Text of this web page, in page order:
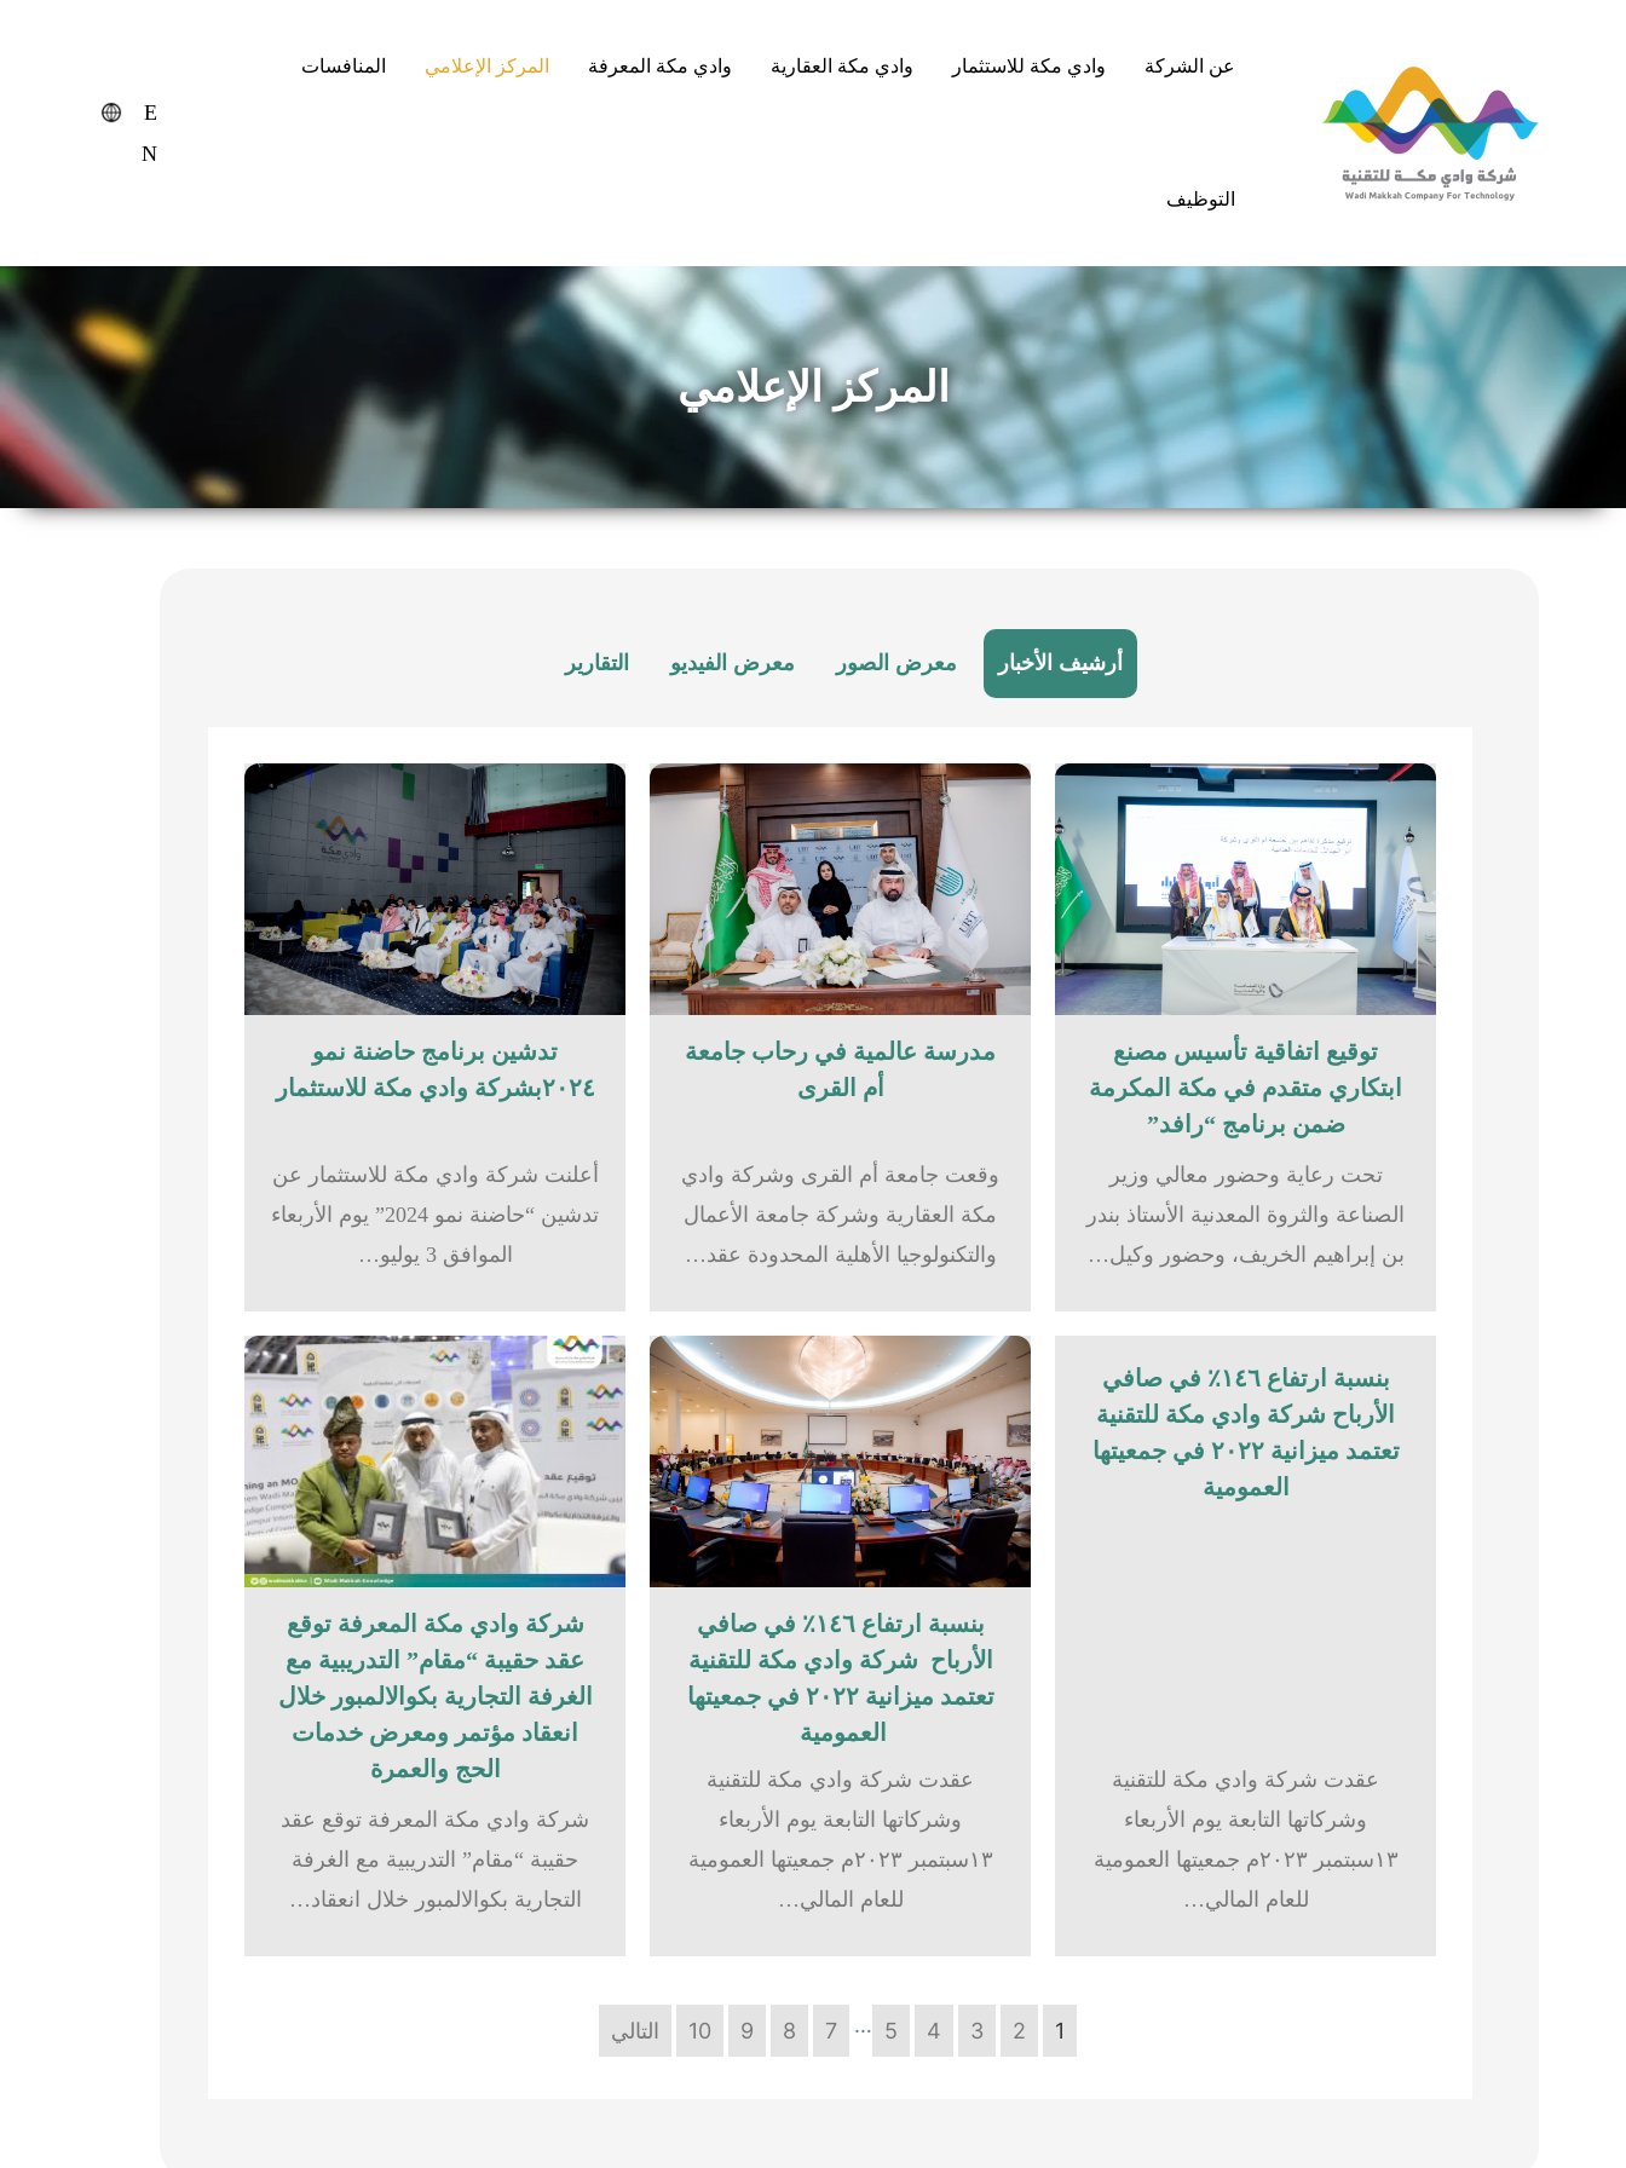
عن الشركة وادي مكة للاستثمار وادي مكة العقارية وادي مكة المعرفة المركز الإعلامي المنافسات
التوظيف
E
N
المركز الإعلامي
أرشيف الأخبار معرض الصور معرض الفيديو التقارير
توقيع اتفاقية تأسيس مصنع
ابتكاري متقدم في مكة المكرمة
ضمن برنامج “رافد”
تحت رعاية وحضور معالي وزير
الصناعة والثروة المعدنية الأستاذ بندر
بن إبراهيم الخريف، وحضور وكيل…
مدرسة عالمية في رحاب جامعة
أم القرى​
وقعت جامعة أم القرى وشركة وادي
مكة العقارية وشركة جامعة الأعمال
والتكنولوجيا الأهلية المحدودة عقد…
تدشين برنامج حاضنة نمو
٢٠٢٤بشركة وادي مكة للاستثمار
أعلنت شركة وادي مكة للاستثمار عن
تدشين “حاضنة نمو 2024” يوم الأربعاء
الموافق 3 يوليو…
بنسبة ارتفاع ١٤٦٪؜ في صافي
الأرباح شركة وادي مكة للتقنية
تعتمد ميزانية ٢٠٢٢ في جمعيتها
العمومية
عقدت شركة وادي مكة للتقنية
وشركاتها التابعة يوم الأربعاء
١٣سبتمبر ٢٠٢٣م جمعيتها العمومية
للعام المالي…
بنسبة ارتفاع ١٤٦٪؜ في صافي
الأرباح شركة وادي مكة للتقنية
تعتمد ميزانية ٢٠٢٢ في جمعيتها
العمومية
عقدت شركة وادي مكة للتقنية
وشركاتها التابعة يوم الأربعاء
١٣سبتمبر ٢٠٢٣م جمعيتها العمومية
للعام المالي…
شركة وادي مكة المعرفة توقع
عقد حقيبة “مقام” التدريبية مع
الغرفة التجارية بكوالالمبور خلال
انعقاد مؤتمر ومعرض خدمات
الحج والعمرة
شركة وادي مكة المعرفة توقع عقد
حقيبة “مقام” التدريبية مع الغرفة
التجارية بكوالالمبور خلال انعقاد…
1
2
3
4
5
…
7
8
9
10 التالي